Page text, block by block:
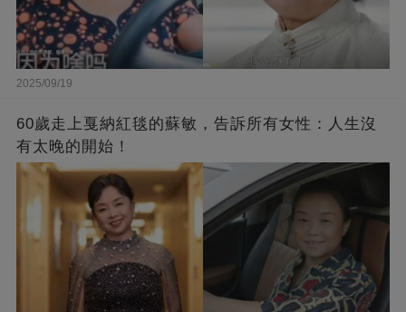
2025/09/19
60歲走上戛納紅毯的蘇敏，告訴所有女性：人生沒
有太晚的開始！